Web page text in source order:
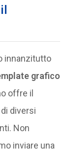
innanzitutto
grafico
offre il
diversi
Non
inviare una